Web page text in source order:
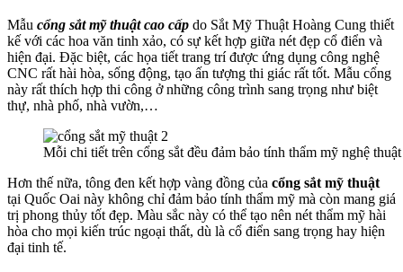
Mẫu cổng sắt mỹ thuật cao cấp do Sắt Mỹ Thuật Hoàng Cung thiết
kế với các hoa văn tinh xảo, có sự kết hợp giữa nét đẹp cổ điển và
hiện đại. Đặc biệt, các họa tiết trang trí được ứng dụng công nghệ
CNC rất hài hòa, sống động, tạo ấn tượng thi giác rất tốt. Mẫu cổng
này rất thích hợp thi công ở những công trình sang trọng như biệt
thự, nhà phố, nhà vườn,…
Mỗi chi tiết trên cổng sắt đều đảm bảo tính thẩm mỹ nghệ
Hơn thế nữa, tông đen kết hợp vàng đồng của cổng sắt mỹ thuật
tại Quốc Oai này không chỉ đảm bảo tính thẩm mỹ mà còn mang giá
trị phong thủy tốt đẹp. Màu sắc này có thể tạo nên nét thẩm mỹ hài
hòa cho mọi kiến trúc ngoại thất, dù là cổ điển sang trọng hay hiện
đại tinh tế.